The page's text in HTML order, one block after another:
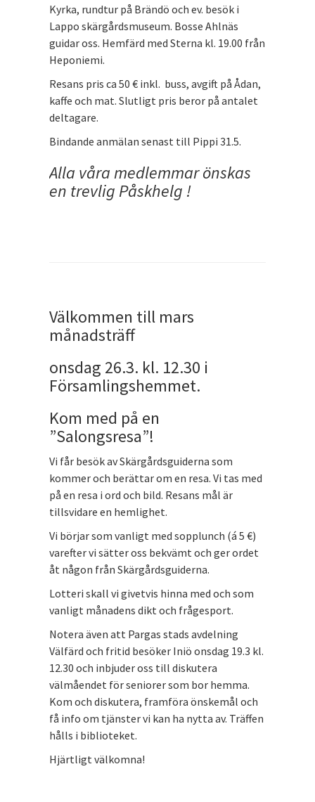
Kyrka, rundtur på Brändö och ev. besök i
Lappo skärgårdsmuseum. Bosse Ahlnäs
guidar oss. Hemfärd med Sterna kl. 19.00 från
Heponiemi.
Resans pris ca 50 € inkl. buss, avgift på Ådan,
kaffe och mat. Slutligt pris beror på antalet
deltagare.
Bindande anmälan senast till Pippi 31.5.
Alla våra medlemmar önskas
en trevlig Påskhelg !
Välkommen till mars
månadsträff
onsdag 26.3. kl. 12.30 i
Församlingshemmet.
Kom med på en
”Salongsresa”!
Vi får besök av Skärgårdsguiderna som
kommer och berättar om en resa. Vi tas med
på en resa i ord och bild. Resans mål är
tillsvidare en hemlighet.
Vi börjar som vanligt med sopplunch (á 5 €)
varefter vi sätter oss bekvämt och ger ordet
åt någon från Skärgårdsguiderna.
Lotteri skall vi givetvis hinna med och som
vanligt månadens dikt och frågesport.
Notera även att Pargas stads avdelning
Välfärd och fritid besöker Iniö onsdag 19.3 kl.
12.30 och inbjuder oss till diskutera
välmåendet för seniorer som bor hemma.
Kom och diskutera, framföra önskemål och
få info om tjänster vi kan ha nytta av. Träffen
hålls i biblioteket.
Hjärtligt välkomna!